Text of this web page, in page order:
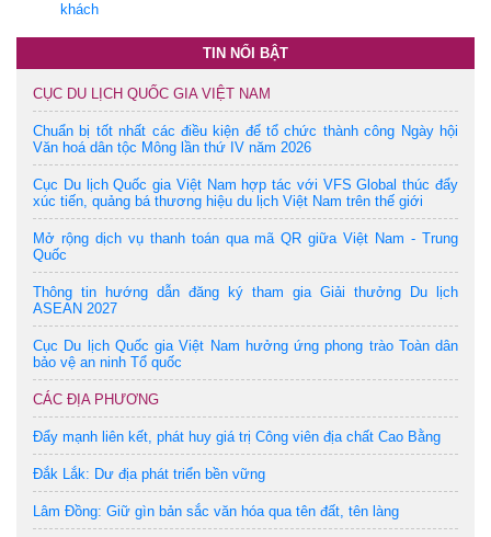
khách
TIN NỔI BẬT
CỤC DU LỊCH QUỐC GIA VIỆT NAM
Chuẩn bị tốt nhất các điều kiện để tổ chức thành công Ngày hội
Văn hoá dân tộc Mông lần thứ IV năm 2026
Cục Du lịch Quốc gia Việt Nam hợp tác với VFS Global thúc đẩy
xúc tiến, quảng bá thương hiệu du lịch Việt Nam trên thế giới
Mở rộng dịch vụ thanh toán qua mã QR giữa Việt Nam - Trung
Quốc
Thông tin hướng dẫn đăng ký tham gia Giải thưởng Du lịch
ASEAN 2027
Cục Du lịch Quốc gia Việt Nam hưởng ứng phong trào Toàn dân
bảo vệ an ninh Tổ quốc
CÁC ĐỊA PHƯƠNG
Đẩy mạnh liên kết, phát huy giá trị Công viên địa chất Cao Bằng
Đắk Lắk: Dư địa phát triển bền vững
Lâm Đồng: Giữ gìn bản sắc văn hóa qua tên đất, tên làng